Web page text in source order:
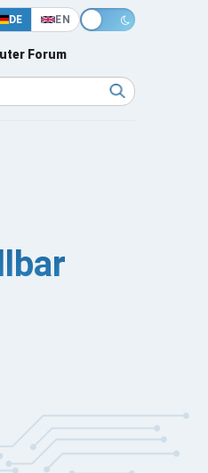
DE EN
Forum